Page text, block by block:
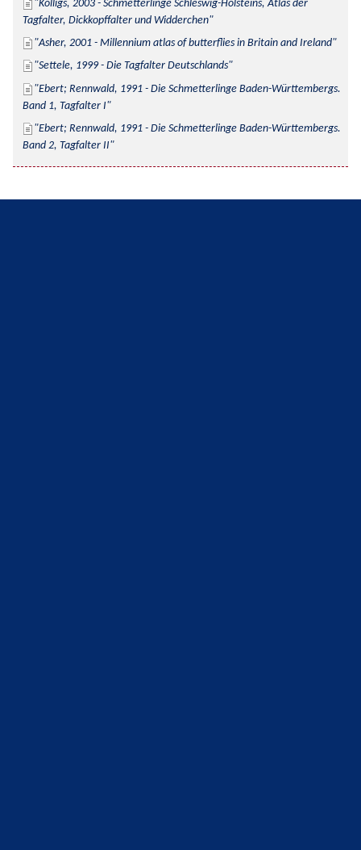
Kolligs, 2003 - Schmetterlinge Schleswig-Holsteins, Atlas der
Tagfalter, Dickkopffalter und Widderchen
Asher, 2001 - Millennium atlas of butterflies in Britain and Ireland
Settele, 1999 - Die Tagfalter Deutschlands
Ebert; Rennwald, 1991 - Die Schmetterlinge Baden-Württembergs.
Band 1, Tagfalter I
Ebert; Rennwald, 1991 - Die Schmetterlinge Baden-Württembergs.
Band 2, Tagfalter II